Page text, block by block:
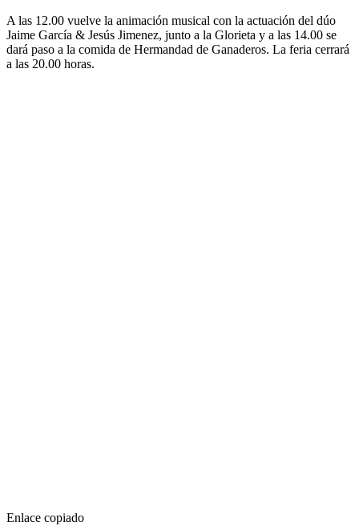
A las 12.00 vuelve la animación musical con la actuación del dúo
Jaime García & Jesús Jimenez, junto a la Glorieta y a las 14.00 se
dará paso a la comida de Hermandad de Ganaderos. La feria cerrará
a las 20.00 horas.
Enlace copiado